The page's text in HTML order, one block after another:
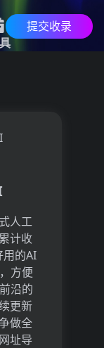
最新AI
提交收录
人工
计收
用的AI
方便
沿的
更新
做全
址导